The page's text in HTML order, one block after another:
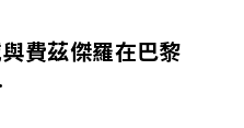
費茲傑羅在巴黎